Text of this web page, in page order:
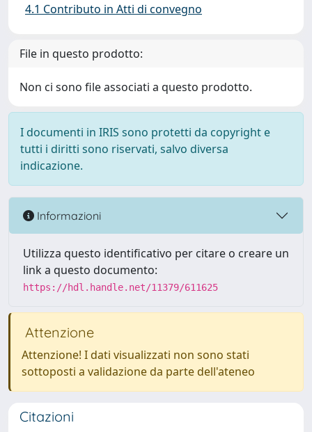
4.1 Contributo in Atti di convegno
File in questo prodotto:
Non ci sono file associati a questo prodotto.
I documenti in IRIS sono protetti da copyright e
tutti i diritti sono riservati, salvo diversa
indicazione.
Informazioni
Utilizza questo identificativo per citare o creare un
link a questo documento:
https://hdl.handle.net/11379/611625
Attenzione
Attenzione! I dati visualizzati non sono stati
sottoposti a validazione da parte dell'ateneo
Citazioni